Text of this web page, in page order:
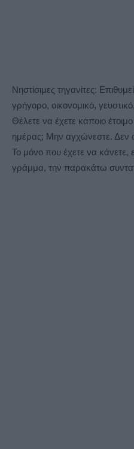
Νηστίσιμες τηγανίτες:
γρήγορο, οικονομικό,
Θέλετε να έχετε κάποιο
ημέρας; Μην αγχώνεστε. Δεν
Το μόνο που έχετε να κάνετε,
γράμμα, την παρακάτω